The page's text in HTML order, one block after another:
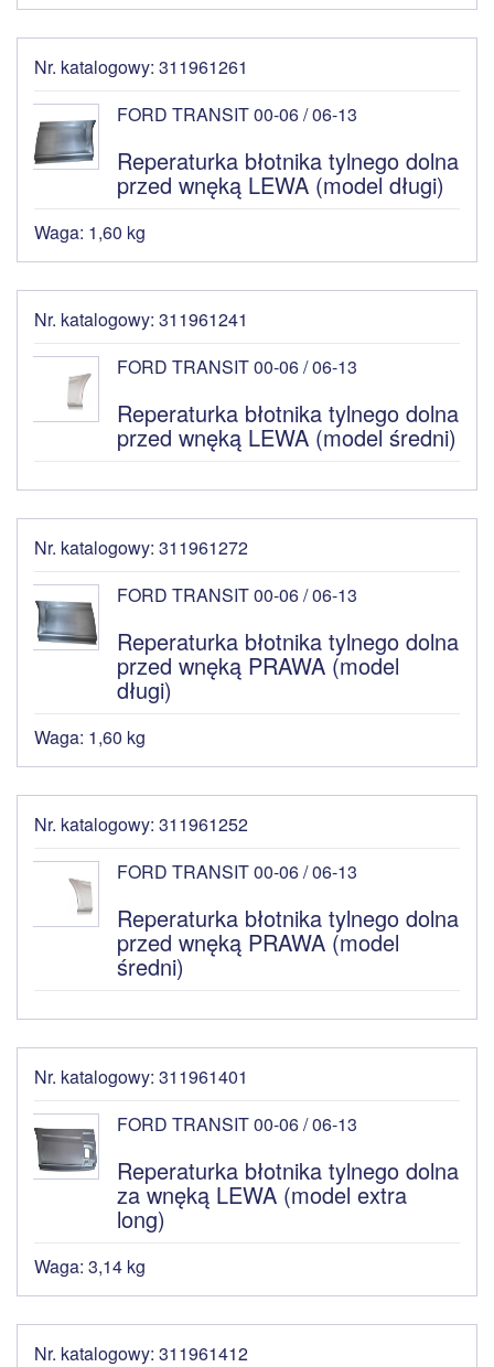
Nr. katalogowy: 311961261
FORD TRANSIT 00-06 / 06-13
Reperaturka błotnika tylnego dolna
przed wnęką LEWA (model długi)
Waga: 1,60 kg
Nr. katalogowy: 311961241
FORD TRANSIT 00-06 / 06-13
Reperaturka błotnika tylnego dolna
przed wnęką LEWA (model średni)
Nr. katalogowy: 311961272
FORD TRANSIT 00-06 / 06-13
Reperaturka błotnika tylnego dolna
przed wnęką PRAWA (model
długi)
Waga: 1,60 kg
Nr. katalogowy: 311961252
FORD TRANSIT 00-06 / 06-13
Reperaturka błotnika tylnego dolna
przed wnęką PRAWA (model
średni)
Nr. katalogowy: 311961401
FORD TRANSIT 00-06 / 06-13
Reperaturka błotnika tylnego dolna
za wnęką LEWA (model extra
long)
Waga: 3,14 kg
Nr. katalogowy: 311961412